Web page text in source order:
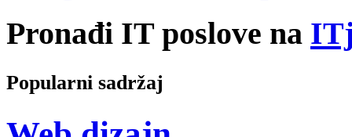
Pronađi IT poslove na
Popularni sadržaj